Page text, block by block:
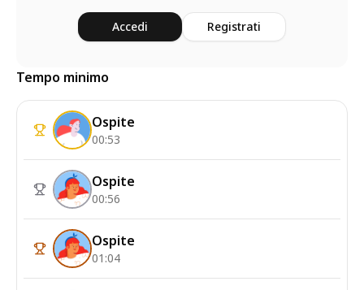
Accedi Registrati
Tempo minimo
Ospite
00:53
Ospite
00:56
Ospite
01:04